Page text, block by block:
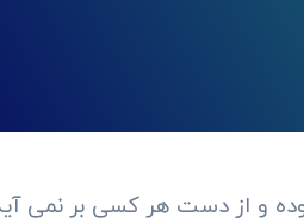
و از دست هر کسی بر نمی